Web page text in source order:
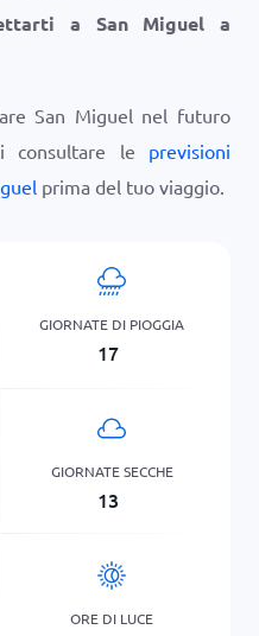
a San Miguel a
San Miguel nel futuro
consultare le previsioni
prima del tuo viaggio.
GIORNATE DI PIOGGIA
17
GIORNATE SECCHE
13
ORE DI LUCE